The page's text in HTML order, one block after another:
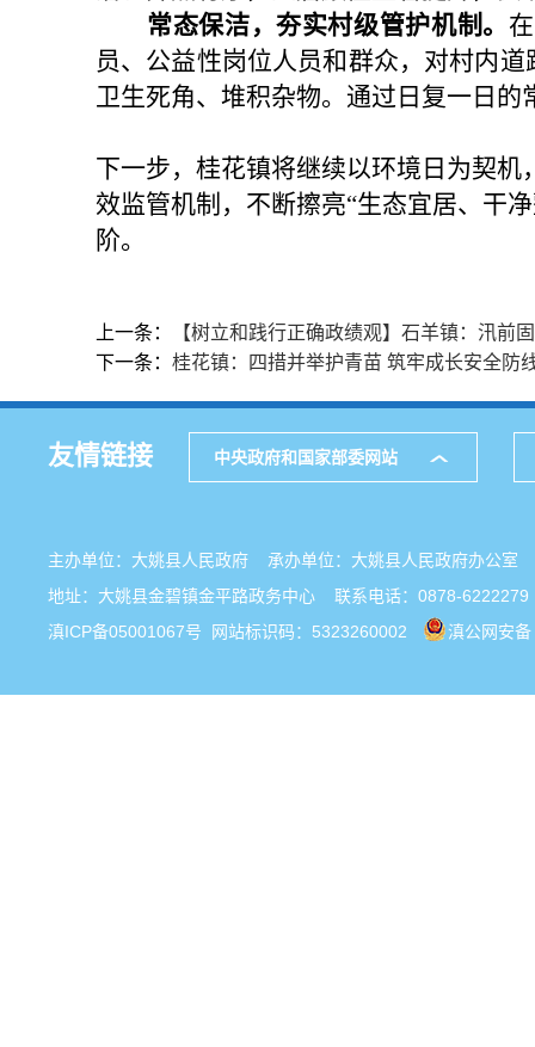
常态保洁，夯实村级管护机制。
员、公益性岗位人员和群众，对村内
卫生死角、堆积杂物。通过日复一日
下一步，桂花镇将继续以环境日为契
效监管机制，不断擦亮“生态宜居、干
阶。
上一条：
【树立和践行正确政绩观】石羊镇：汛前
下一条： 桂花镇：四措并举护青苗 筑牢成长安全防
友情链接 中央政府和国家部委网站
主办单位：大姚县人民政府 承办单位：大姚县人民政府办公
地址：大姚县金碧镇金平路政务中心 联系电话：0878-6222279
滇ICP备05001067号 网站标识码：5323260002 滇公网安